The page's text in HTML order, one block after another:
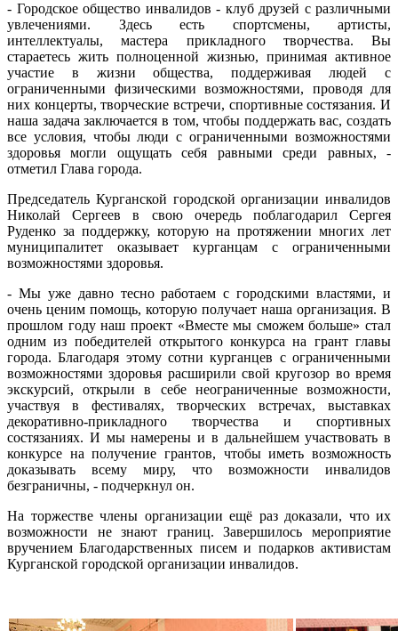
- Городское общество инвалидов - клуб друзей с различными
увлечениями. Здесь есть спортсмены, артисты,
интеллектуалы, мастера прикладного творчества. Вы
стараетесь жить полноценной жизнью, принимая активное
участие в жизни общества, поддерживая людей с
ограниченными физическими возможностями, проводя для
них концерты, творческие встречи, спортивные состязания. И
наша задача заключается в том, чтобы поддержать вас, создать
все условия, чтобы люди с ограниченными возможностями
здоровья могли ощущать себя равными среди равных, -
отметил Глава города.
Председатель Курганской городской организации инвалидов
Николай Сергеев в свою очередь поблагодарил Сергея
Руденко за поддержку, которую на протяжении многих лет
муниципалитет оказывает курганцам с ограниченными
возможностями здоровья.
- Мы уже давно тесно работаем с городскими властями, и
очень ценим помощь, которую получает наша организация. В
прошлом году наш проект «Вместе мы сможем больше» стал
одним из победителей открытого конкурса на грант главы
города. Благодаря этому сотни курганцев с ограниченными
возможностями здоровья расширили свой кругозор во время
экскурсий, открыли в себе неограниченные возможности,
участвуя в фестивалях, творческих встречах, выставках
декоративно-прикладного творчества и спортивных
состязаниях. И мы намерены и в дальнейшем участвовать в
конкурсе на получение грантов, чтобы иметь возможность
доказывать всему миру, что возможности инвалидов
безграничны, - подчеркнул он.
На торжестве члены организации ещё раз доказали, что их
возможности не знают границ. Завершилось мероприятие
вручением Благодарственных писем и подарков активистам
Курганской городской организации инвалидов.